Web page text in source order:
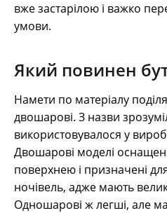
вже застарілою і важко
умови.
Який повинен
Намети по матеріалу
двошарові. З назви
використовувалося у
Двошарові моделі
поверхнею і призначені
ночівель, адже мають
Одношарові ж легші, але